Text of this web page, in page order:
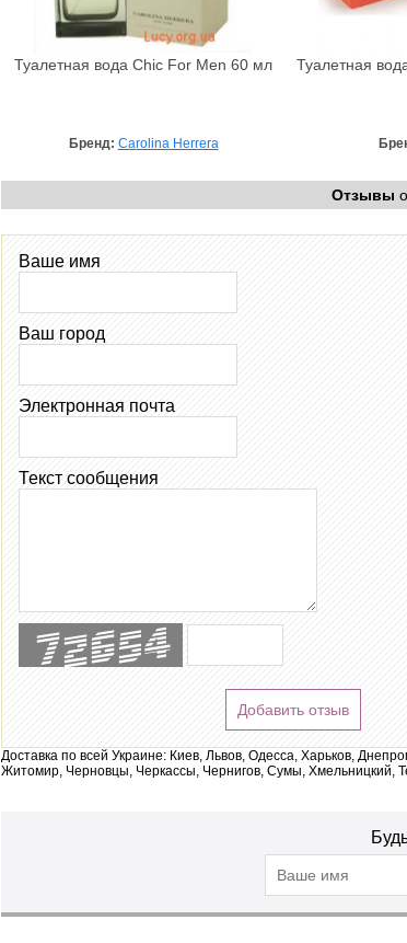
Туалетная вода Chic For Men 60 мл
Бренд: Carolina Herrera
Туалетная
Отзывы
Ваше имя
Ваш город
Электронная почта
Текст сообщения
Добавить отзыв
Доставка по всей Украине: Киев, Львов, Одесса, Харьков,
Житомир, Черновцы, Черкассы, Чернигов, Сумы, Хмельницкий,